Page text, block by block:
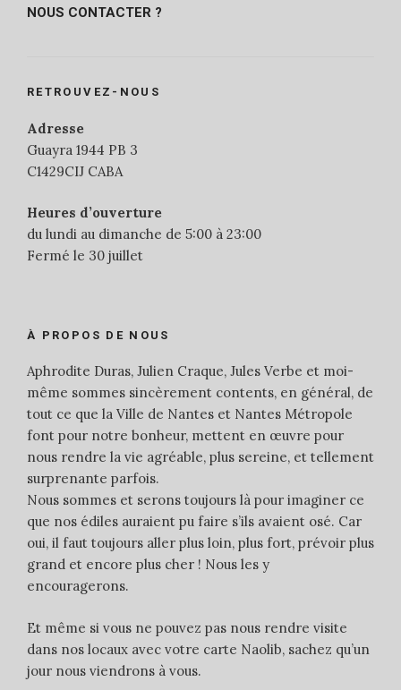
NOUS CONTACTER ?
RETROUVEZ-NOUS
Adresse
Guayra 1944 PB 3
C1429CIJ CABA
Heures d’ouverture
du lundi au dimanche de 5:00 à 23:00
Fermé le 30 juillet
À PROPOS DE NOUS
Aphrodite Duras, Julien Craque, Jules Verbe et moi-
même sommes sincèrement contents, en général, de
tout ce que la Ville de Nantes et Nantes Métropole
font pour notre bonheur, mettent en œuvre pour
nous rendre la vie agréable, plus sereine, et tellement
surprenante parfois.
Nous sommes et serons toujours là pour imaginer ce
que nos édiles auraient pu faire s’ils avaient osé. Car
oui, il faut toujours aller plus loin, plus fort, prévoir plus
grand et encore plus cher ! Nous les y
encouragerons.
Et même si vous ne pouvez pas nous rendre visite
dans nos locaux avec votre carte Naolib, sachez qu’un
jour nous viendrons à vous.